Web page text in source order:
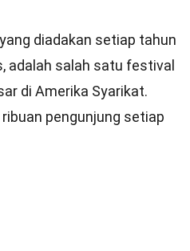
diadakan setiap tahun
adalah salah satu festival
di Amerika Syarikat.
pengunjung setiap